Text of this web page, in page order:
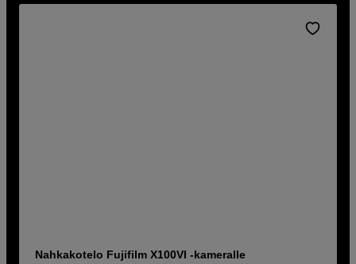
Nahkakotelo Fujifilm X100VI -kameralle